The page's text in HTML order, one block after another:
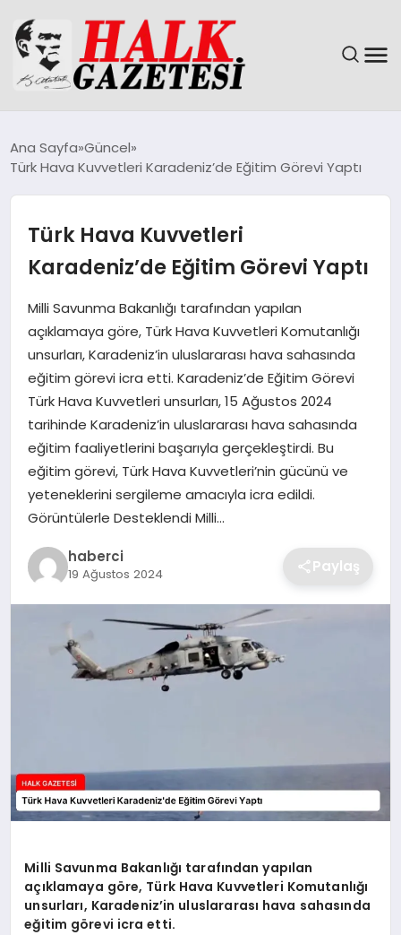
EĞITIM
EKONOMI
SPOR
TEKNOLOJI
YAŞAM
Ana Sayfa Güncel
Türk Hava Kuvvetleri Karadeniz’de Eğitim Görevi Yaptı
Türk Hava Kuvvetleri
Karadeniz’de Eğitim Görevi Yaptı
Milli Savunma Bakanlığı tarafından yapılan
açıklamaya göre, Türk Hava Kuvvetleri Komutanlığı
unsurları, Karadeniz’in uluslararası hava sahasında
eğitim görevi icra etti. Karadeniz’de Eğitim Görevi
Türk Hava Kuvvetleri unsurları, 15 Ağustos 2024
tarihinde Karadeniz’in uluslararası hava sahasında
eğitim faaliyetlerini başarıyla gerçekleştirdi. Bu
eğitim görevi, Türk Hava Kuvvetleri’nin gücünü ve
yeteneklerini sergileme amacıyla icra edildi.
Görüntülerle Desteklendi Milli…
haberci
19 Ağustos 2024 Paylaş
Milli Savunma Bakanlığı tarafından yapılan
açıklamaya göre, Türk Hava Kuvvetleri Komutanlığı
unsurları, Karadeniz’in uluslararası hava sahasında
eğitim görevi icra etti.